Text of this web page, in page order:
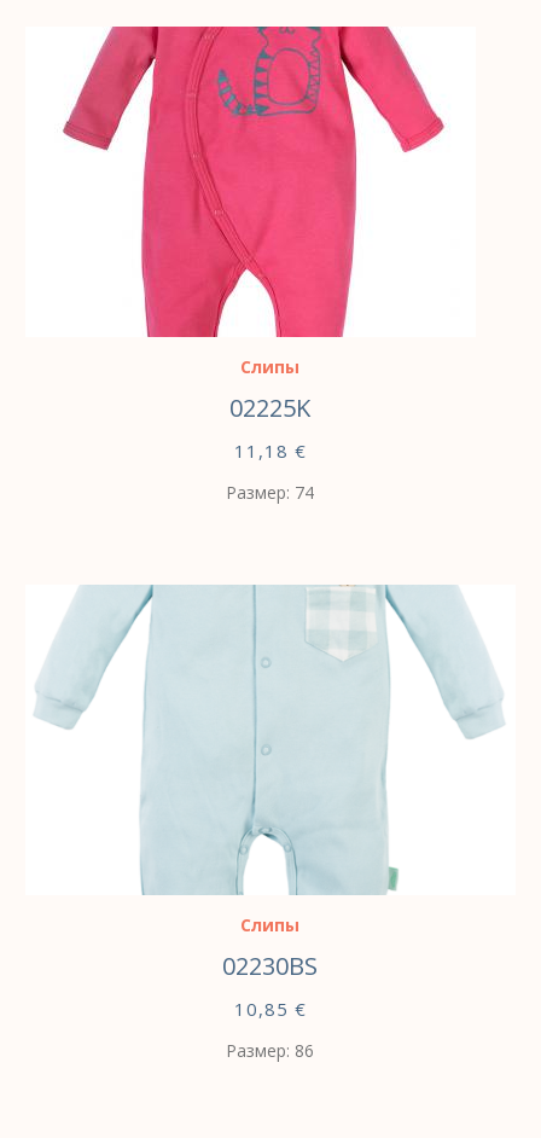
ВЫБЕРИТЕ ПАРАМЕТРЫ
Слипы
02225K
11,18 €
Размер: 74
ВЫБЕРИТЕ ПАРАМЕТРЫ
Слипы
02230BS
10,85 €
Размер: 86